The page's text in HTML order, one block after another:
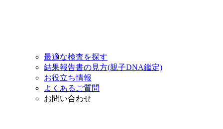
最適な検査を探す
結果報告書の見方(親子DNA鑑定)
お役立ち情報
よくあるご質問
お問い合わせ